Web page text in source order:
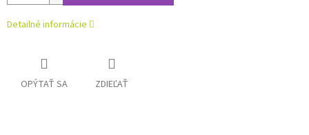
Detailné informácie
OPÝTAŤ SA ZDIEĽAŤ